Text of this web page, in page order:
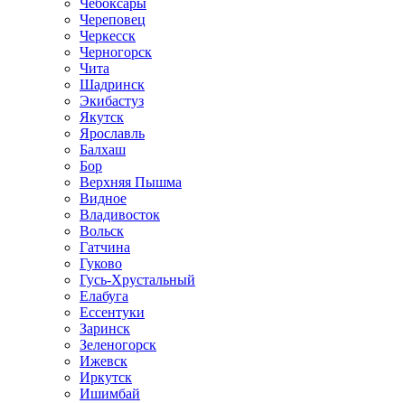
Чебоксары
Череповец
Черкесск
Черногорск
Чита
Шадринск
Экибастуз
Якутск
Ярославль
Балхаш
Бор
Верхняя Пышма
Видное
Владивосток
Вольск
Гатчина
Гуково
Гусь-Хрустальный
Елабуга
Ессентуки
Заринск
Зеленогорск
Ижевск
Иркутск
Ишимбай